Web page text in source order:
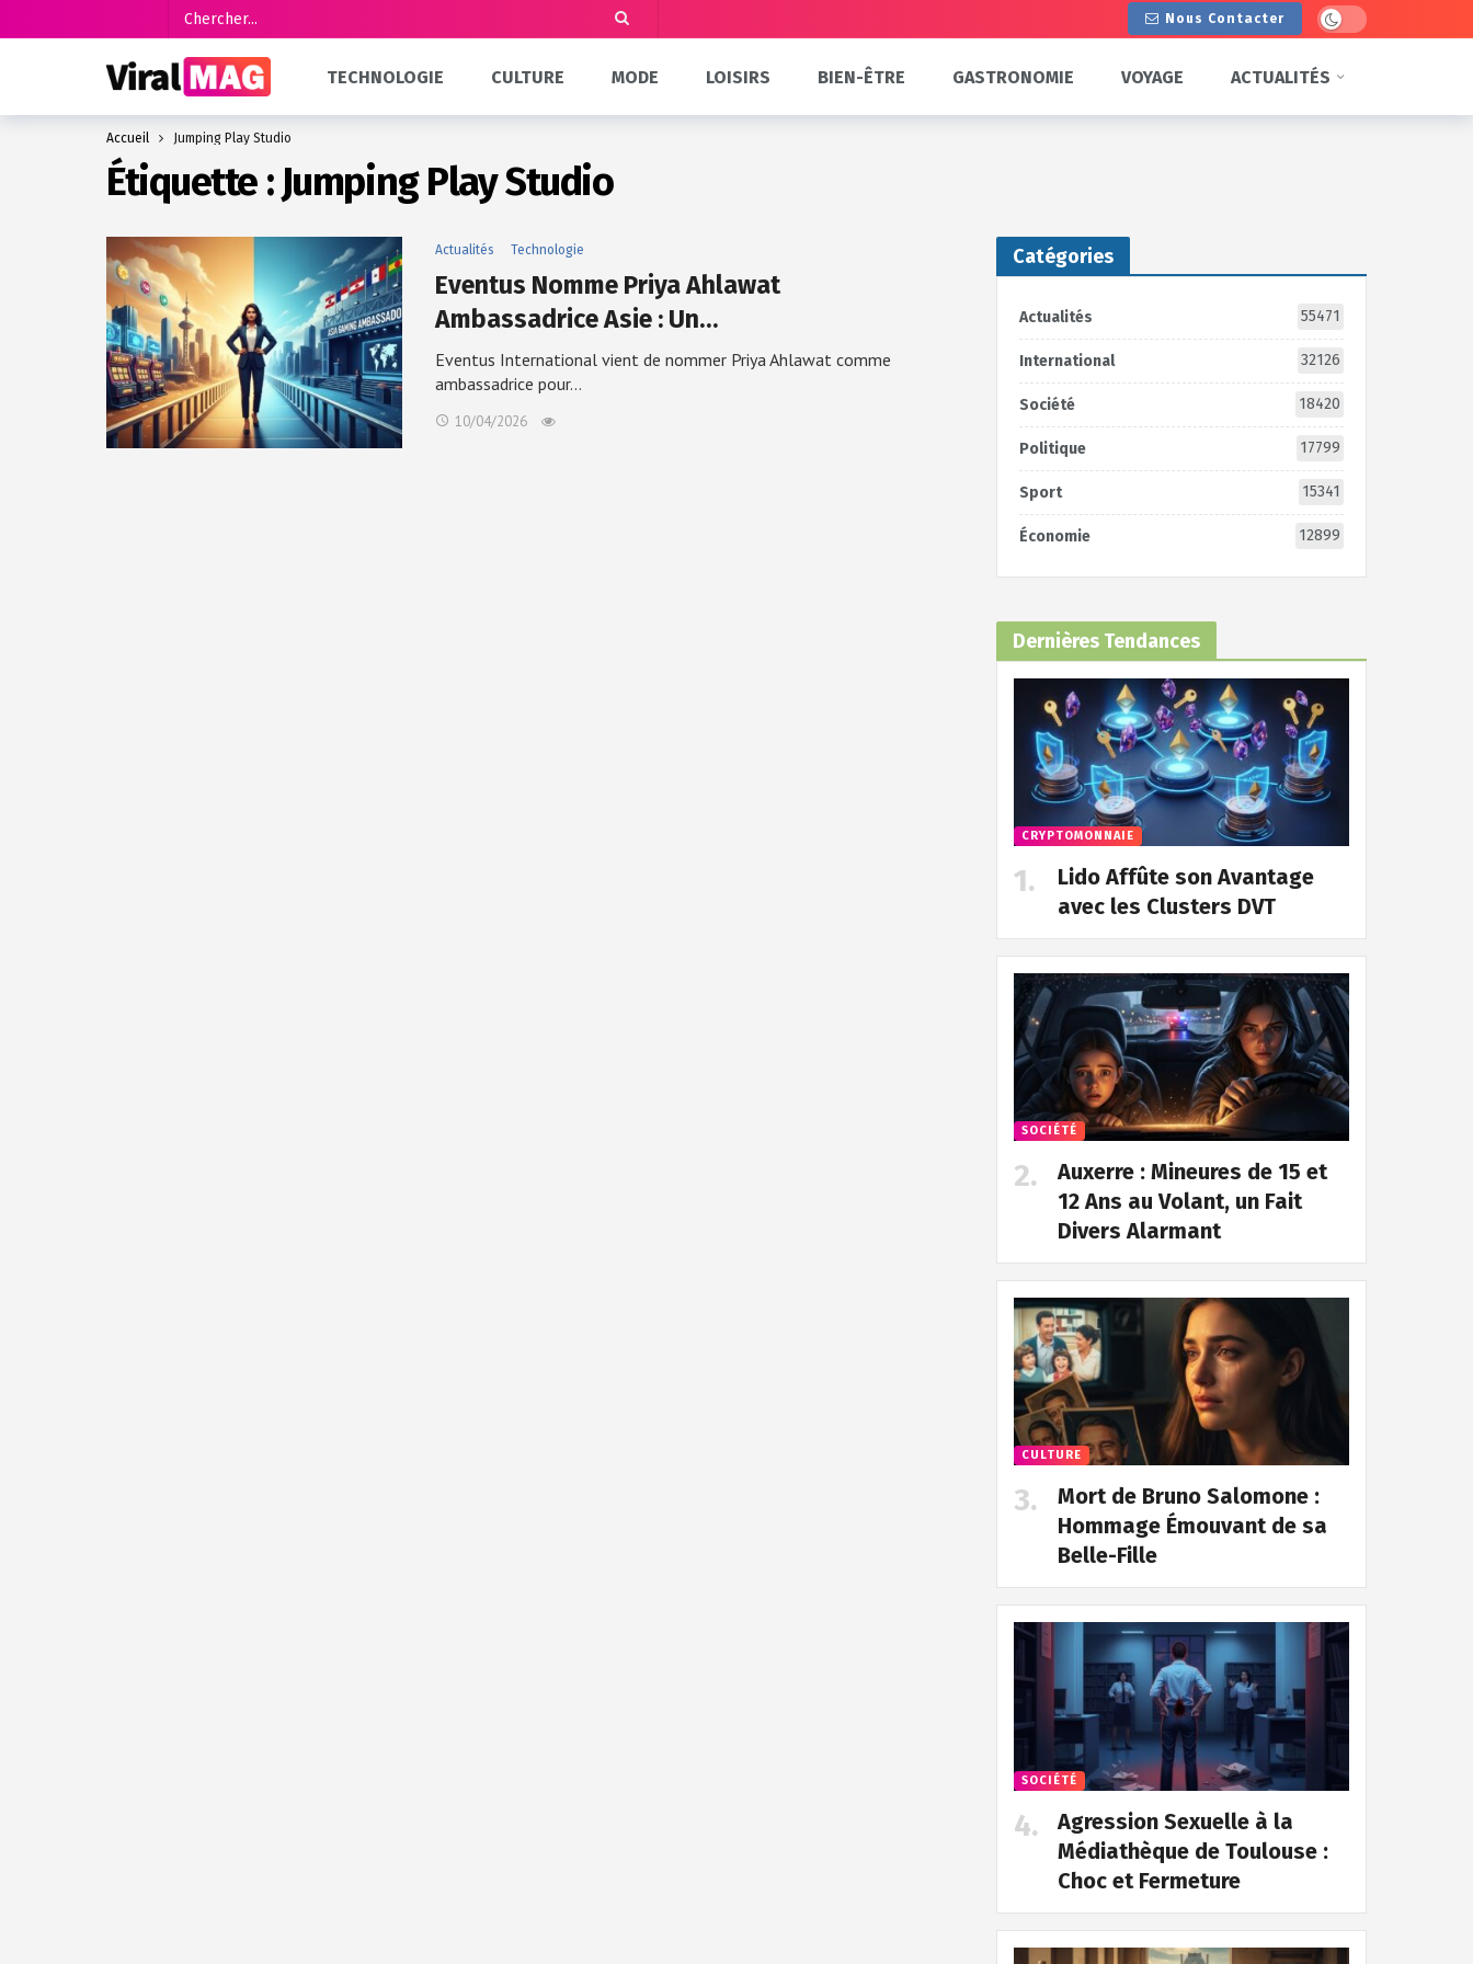
Nous Contacter Dark mode
TECHNOLOGIE CULTURE MODE LOISIRS BIEN-ÊTRE GASTRONOMIE VOYAGE ACTUALITÉS
Accueil Jumping Play Studio
Étiquette :Jumping Play Studio
Actualités Technologie
Eventus Nomme Priya Ahlawat
Ambassadrice Asie : Un…
Eventus International vient de nommer Priya Ahlawat comme
ambassadrice pour…
10/04/2026
Catégories
Actualités 55471
International 32126
Société 18420
Politique 17799
Sport 15341
Économie 12899
Dernières Tendances
CRYPTOMONNAIE
Lido Affûte son Avantage
avec les Clusters DVT
SOCIÉTÉ
Auxerre : Mineures de 15 et
12 Ans au Volant, un Fait
Divers Alarmant
CULTURE
Mort de Bruno Salomone :
Hommage Émouvant de sa
Belle-Fille
SOCIÉTÉ
Agression Sexuelle à la
Médiathèque de Toulouse :
Choc et Fermeture